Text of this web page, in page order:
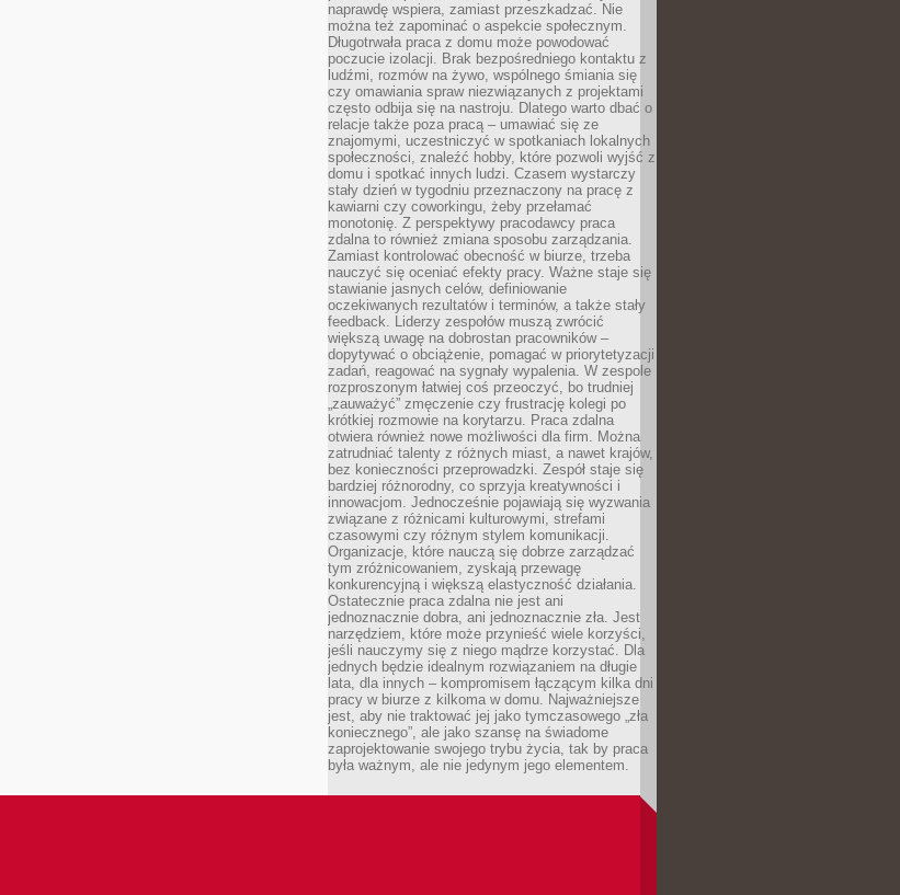
naprawdę wspiera, zamiast przeszkadzać. Nie
można też zapominać o aspekcie społecznym.
Długotrwała praca z domu może powodować
poczucie izolacji. Brak bezpośredniego kontaktu z
ludźmi, rozmów na żywo, wspólnego śmiania się
czy omawiania spraw niezwiązanych z projektami
często odbija się na nastroju. Dlatego warto dbać o
relacje także poza pracą – umawiać się ze
znajomymi, uczestniczyć w spotkaniach lokalnych
społeczności, znaleźć hobby, które pozwoli wyjść z
domu i spotkać innych ludzi. Czasem wystarczy
stały dzień w tygodniu przeznaczony na pracę z
kawiarni czy coworkingu, żeby przełamać
monotonię. Z perspektywy pracodawcy praca
zdalna to również zmiana sposobu zarządzania.
Zamiast kontrolować obecność w biurze, trzeba
nauczyć się oceniać efekty pracy. Ważne staje się
stawianie jasnych celów, definiowanie
oczekiwanych rezultatów i terminów, a także stały
feedback. Liderzy zespołów muszą zwrócić
większą uwagę na dobrostan pracowników –
dopytywać o obciążenie, pomagać w priorytetyzacji
zadań, reagować na sygnały wypalenia. W zespole
rozproszonym łatwiej coś przeoczyć, bo trudniej
„zauważyć” zmęczenie czy frustrację kolegi po
krótkiej rozmowie na korytarzu. Praca zdalna
otwiera również nowe możliwości dla firm. Można
zatrudniać talenty z różnych miast, a nawet krajów,
bez konieczności przeprowadzki. Zespół staje się
bardziej różnorodny, co sprzyja kreatywności i
innowacjom. Jednocześnie pojawiają się wyzwania
związane z różnicami kulturowymi, strefami
czasowymi czy różnym stylem komunikacji.
Organizacje, które nauczą się dobrze zarządzać
tym zróżnicowaniem, zyskają przewagę
konkurencyjną i większą elastyczność działania.
Ostatecznie praca zdalna nie jest ani
jednoznacznie dobra, ani jednoznacznie zła. Jest
narzędziem, które może przynieść wiele korzyści,
jeśli nauczymy się z niego mądrze korzystać. Dla
jednych będzie idealnym rozwiązaniem na długie
lata, dla innych – kompromisem łączącym kilka dni
pracy w biurze z kilkoma w domu. Najważniejsze
jest, aby nie traktować jej jako tymczasowego „zła
koniecznego”, ale jako szansę na świadome
zaprojektowanie swojego trybu życia, tak by praca
była ważnym, ale nie jedynym jego elementem.